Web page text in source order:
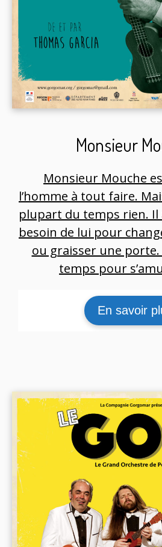
Monsieur
Monsieur Mouche
l’homme à tout faire.
plupart du temps rien. Il
besoin de lui pour
ou graisser une porte.
temps pour
En savoir